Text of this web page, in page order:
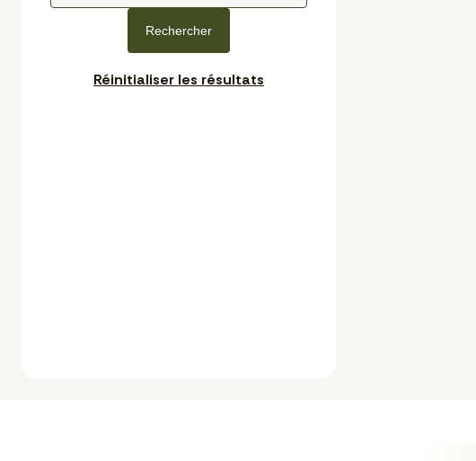
Rechercher
Réinitialiser les résultats